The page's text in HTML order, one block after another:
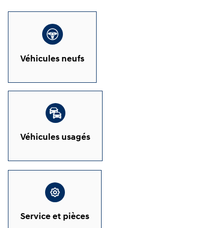
Véhicules neufs
Véhicules usagés
Service et pièces